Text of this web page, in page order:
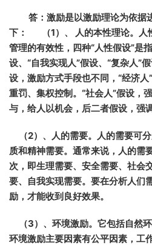
答：激励是以激励理论为依据
下： （1）、 人的本性理论。人
管理的有效性，四种“人性假设”是
设、“自我实现人”假设、“复杂人”
设，激励方式手段也不同，“经济
重罚、集权控制。“社会人”假设，
与，给人以机会，后二者假设，强
（2）、人的需要。人的需要可
质和精神需要。通常来说，人的需
次，即生理需要、安全需要、社会
要、自我实现需要。要在分析人们
励，才能收到良好效果。
（3）、环境激励。它包括自然
环境激励主要因素有公平因素，工